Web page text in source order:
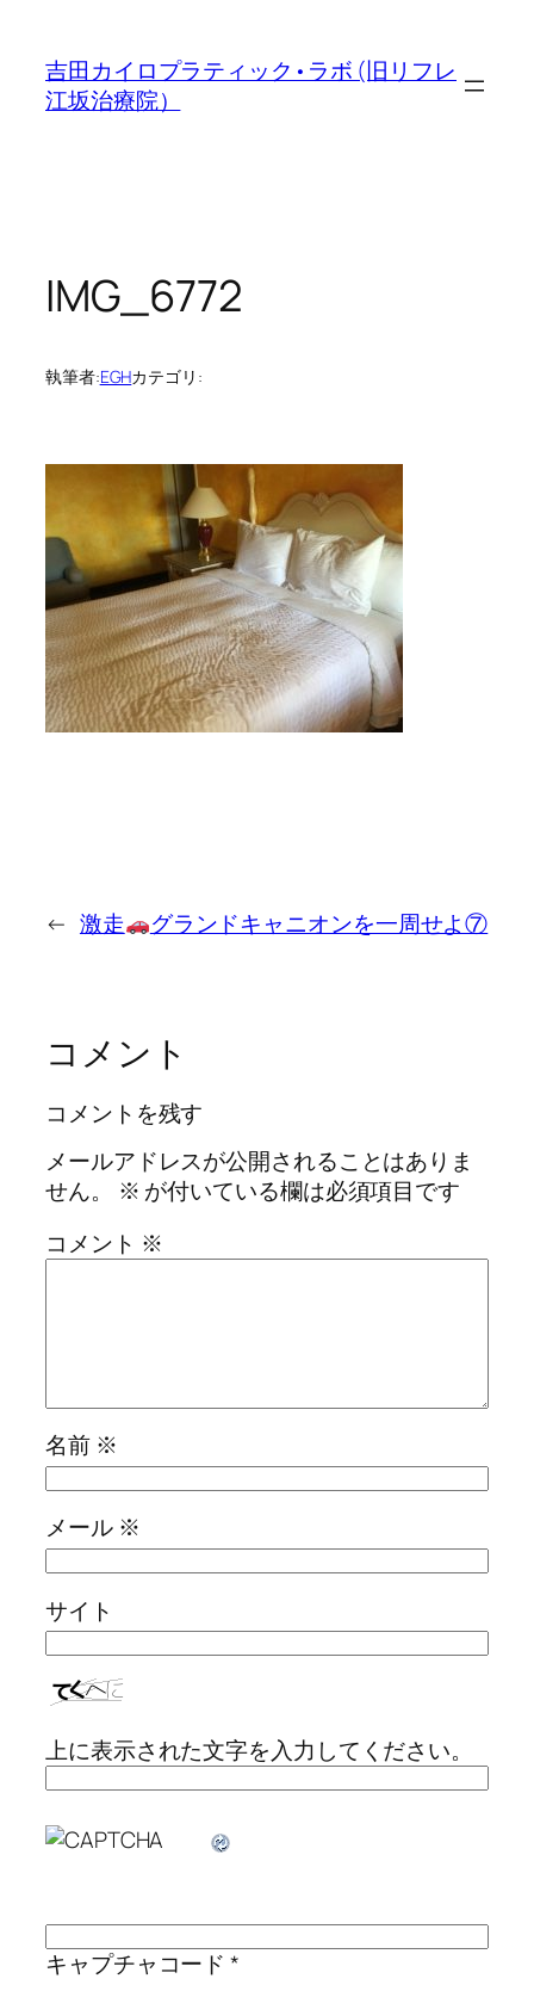
吉田カイロプラティック•ラボ (旧リフレ
江坂治療院）
IMG_6772
執筆者:EGHカテゴリ:
← 激走 グランドキャニオンを一周せよ⑦
コメント
コメントを残す
メールアドレスが公開されることはありま
せん。
※ が付いている欄は必須項目です
コメント ※
名前 ※
メール ※
サイト
上に表示された文字を入力してください。
キャプチャコード *